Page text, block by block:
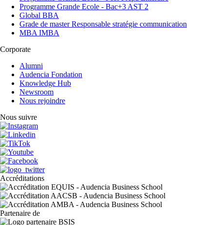
Programme Grande Ecole - Bac+3 AST 2
Global BBA
Grade de master Responsable stratégie communication
MBA IMBA
Corporate
Alumni
Audencia Fondation
Knowledge Hub
Newsroom
Nous rejoindre
Nous suivre
Accréditations
Partenaire de